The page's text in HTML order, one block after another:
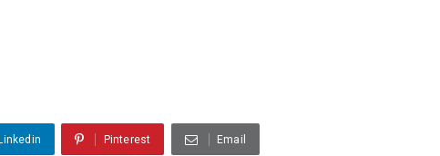
Pinterest Email